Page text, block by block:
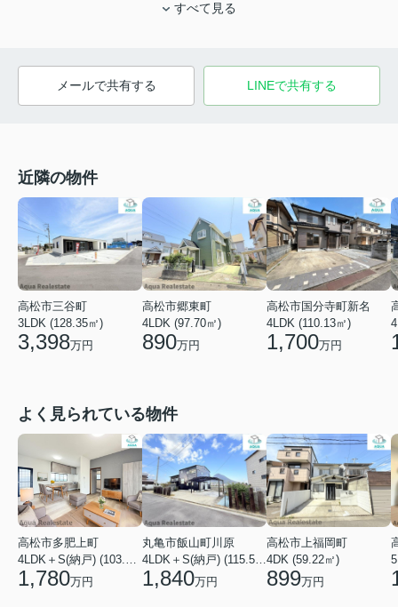
すべて見る
メールで共有する LINEで共有する
近隣の物件
高松市三谷町
3LDK (128.35㎡)
3,398万円
高松市郷東町
4LDK (97.70㎡)
890万円
高松市国分寺町新名
4LDK (110.13㎡)
1,700万円
よく見られている物件
高松市多肥上町
4LDK＋S(納戸) (103.51㎡)
1,780万円
丸亀市飯山町川原
4LDK＋S(納戸) (115.52㎡)
1,840万円
高松市上福岡町
4DK (59.22㎡)
899万円